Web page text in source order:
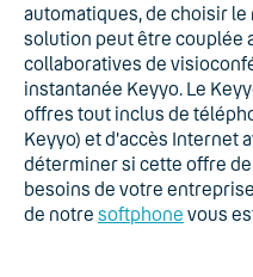
automatiques, de choisir
solution peut être couplée
collaboratives de
instantanée Keyyo. Le
offres tout inclus de
Keyyo) et d'accès Internet
déterminer si cette offre
besoins de votre
de notre softphone vous